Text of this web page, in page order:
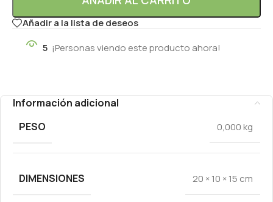
Añadir a la lista de deseos
5 ¡Personas viendo este producto ahora!
Información adicional
PESO
0,000 kg
DIMENSIONES 20 × 10 × 15 cm